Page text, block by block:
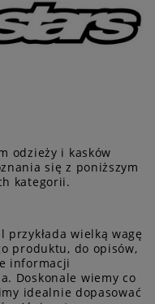
odzieży i kasków
się z poniższym
kategorii.
przykłada wielką wagę
produktu, do opisów,
informacji
Doskonale wiemy co
idealnie dopasować